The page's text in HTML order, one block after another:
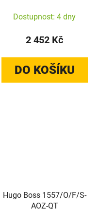
Dostupnost: 4 dny
2 452 Kč
DO KOŠÍKU
Hugo Boss 1557/O/F/S-
AOZ-QT